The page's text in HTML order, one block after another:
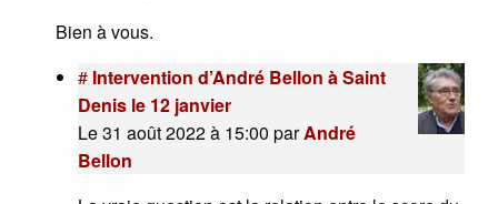
Bien à vous.
# Intervention d’André Bellon à Saint
Denis le 12 janvier
Le 31 août 2022 à 15:00 parAndré
Bellon